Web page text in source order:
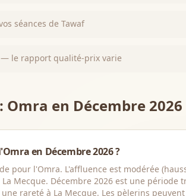
séances de Tawaf
— le rapport qualité-prix varie
Omra en Décembre 2026
en Décembre 2026 ?
pour l'Omra. L'affluence est modérée
Mecque. Décembre 2026 est une
rareté à La Mecque. Les pèlerins peuvent